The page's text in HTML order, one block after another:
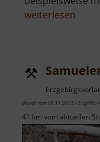
weiterlesen
aktuell vom 05.11.2023 / Zugriffe:
41 km vom aktuellen